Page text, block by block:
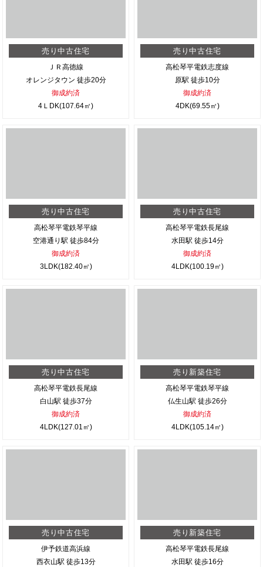
売り中古住宅
ＪＲ高徳線
オレンジタウン 徒歩20分
御成約済
4ＬDK(107.64㎡)
売り中古住宅
高松琴平電鉄志度線
原駅 徒歩10分
御成約済
4DK(69.55㎡)
売り中古住宅
高松琴平電鉄琴平線
空港通り駅 徒歩84分
御成約済
3LDK(182.40㎡)
売り中古住宅
高松琴平電鉄長尾線
水田駅 徒歩14分
御成約済
4LDK(100.19㎡)
売り中古住宅
高松琴平電鉄長尾線
白山駅 徒歩37分
御成約済
4LDK(127.01㎡)
売り新築住宅
高松琴平電鉄琴平線
仏生山駅 徒歩26分
御成約済
4LDK(105.14㎡)
売り中古住宅
伊予鉄道高浜線
西衣山駅 徒歩13分
売り新築住宅
高松琴平電鉄長尾線
水田駅 徒歩16分